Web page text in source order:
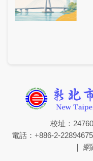
校址：
電話：+886-2-22894675
｜